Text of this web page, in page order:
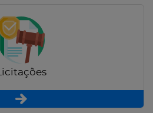
Licitações